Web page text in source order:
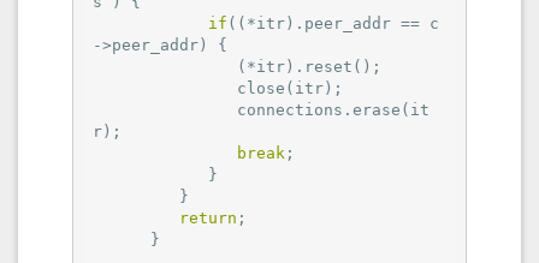
if ((*itr).peer_addr == c
->peer_addr) {
r);
break ;
return ;